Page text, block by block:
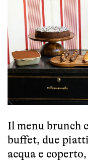
Il menu brunch
buffet, due
acqua e